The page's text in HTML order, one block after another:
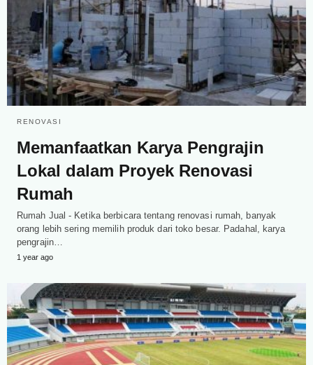
RENOVASI
Memanfaatkan Karya Pengrajin
Lokal dalam Proyek Renovasi
Rumah
Rumah Jual - Ketika berbicara tentang renovasi rumah, banyak
orang lebih sering memilih produk dari toko besar. Padahal, karya
pengrajin…
1 year ago